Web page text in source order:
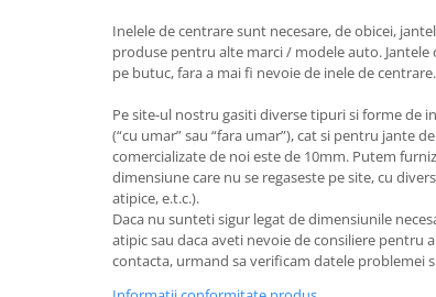
Inelele de centrare sunt necesare, de obicei,
produse pentru alte marci / modele auto.
pe butuc, fara a mai fi nevoie de inele de centrare.
Pe site-ul nostru gasiti diverse tipuri si forme de
(“cu umar” sau “fara umar”), cat si pentru jante
comercializate de noi este de 10mm. Putem
dimensiune care nu se regaseste pe site, cu
atipice, e.t.c.).
Daca nu sunteti sigur legat de dimensiunile
atipic sau daca aveti nevoie de consiliere pentru
contacta, urmand sa verificam datele problemei